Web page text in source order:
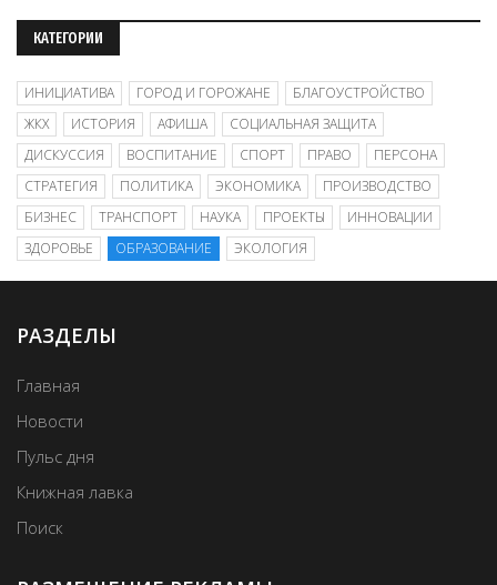
КАТЕГОРИИ
ИНИЦИАТИВА ГОРОД И ГОРОЖАНЕ
БЛАГОУСТРОЙСТВО
ЖКХ
ИСТОРИЯ АФИША
СОЦИАЛЬНАЯ ЗАЩИТА
ДИСКУССИЯ
ВОСПИТАНИЕ СПОРТ ПРАВО
ПЕРСОНА
СТРАТЕГИЯ
ПОЛИТИКА ЭКОНОМИКА
ПРОИЗВОДСТВО
БИЗНЕС
ТРАНСПОРТ НАУКА ПРОЕКТЫ
ИННОВАЦИИ
ЗДОРОВЬЕ
ОБРАЗОВАНИЕ ЭКОЛОГИЯ
РАЗДЕЛЫ
Главная
Новости
Пульс дня
Книжная лавка
Поиск